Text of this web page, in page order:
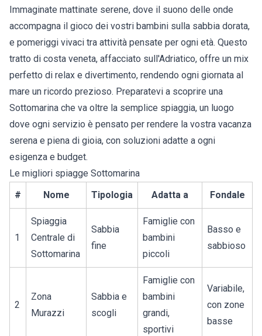
Immaginate mattinate serene, dove il suono delle onde
accompagna il gioco dei vostri bambini sulla sabbia dorata,
e pomeriggi vivaci tra attività pensate per ogni età. Questo
tratto di costa veneta, affacciato sull'Adriatico, offre un mix
perfetto di relax e divertimento, rendendo ogni giornata al
mare un ricordo prezioso. Preparatevi a scoprire una
Sottomarina che va oltre la semplice spiaggia, un luogo
dove ogni servizio è pensato per rendere la vostra vacanza
serena e piena di gioia, con soluzioni adatte a ogni
esigenza e budget.
Le migliori spiagge Sottomarina
#
Nome Tipologia Adatta a Fondale
1
Spiaggia
Centrale di
Sottomarina
Sabbia
fine
Famiglie con
bambini
piccoli
Basso e
sabbioso
2
Zona
Murazzi
Sabbia e
scogli
Famiglie con
bambini
grandi,
sportivi
Variabile,
con zone
basse